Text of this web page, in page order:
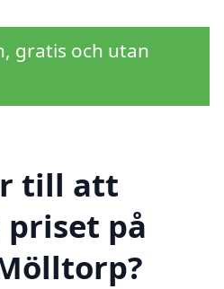
gratis och utan
till att
på